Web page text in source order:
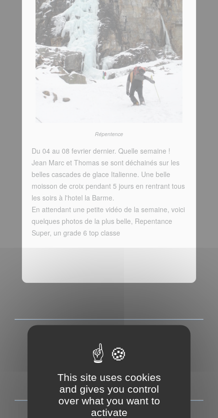
Répentence
Du 04 au 08 fevrier dernier. Quelle semaine !
Jean Marc et Thomas se sont déchainés sur les
belles cascades de glace Italienne. Une belle
moisson de croix pendant 5 jours en rentrant tous
les soirs à l'hotel la Barme.
En attendant une petite vidéo de la semaine, voici
quelques photos de la plus belle, Repentance
Super, un grade 6 top classe
This site uses cookies
and gives you control
over what you want to
activate